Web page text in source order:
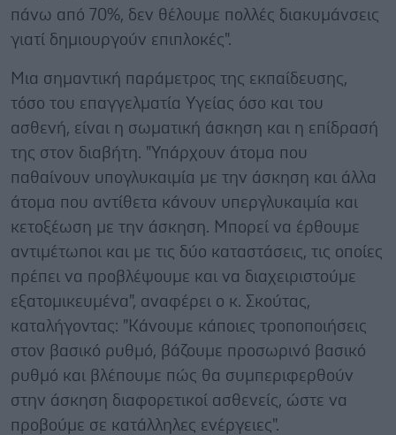
πάνω από 70%, δεν θέλουμε πολλές διακυμάνσεις
γιατί δημιουργούν επιπλοκές".
Μια σημαντική παράμετρος της εκπαίδευσης,
τόσο του επαγγελματία Υγείας όσο και του
ασθενή, είναι η σωματική άσκηση και η επίδρασή
της στον διαβήτη. "Υπάρχουν άτομα που
παθαίνουν υπογλυκαιμία με την άσκηση και άλλα
άτομα που αντίθετα κάνουν υπεργλυκαιμία και
κετοξέωση με την άσκηση. Μπορεί να έρθουμε
αντιμέτωποι και με τις δύο καταστάσεις, τις οποίες
πρέπει να προβλέψουμε και να διαχειριστούμε
εξατομικευμένα", αναφέρει ο κ. Σκούτας,
καταλήγοντας: "Κάνουμε κάποιες τροποποιήσεις
στον βασικό ρυθμό, βάζουμε προσωρινό βασικό
ρυθμό και βλέπουμε πώς θα συμπεριφερθούν
στην άσκηση διαφορετικοί ασθενείς, ώστε να
προβούμε σε κατάλληλες ενέργειες".